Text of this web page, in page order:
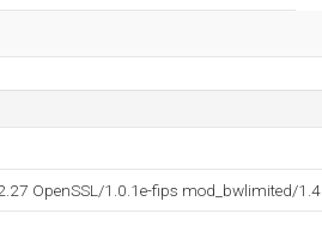
OpenSSL/1.0.1e-fips mod_bwlimited/1.4